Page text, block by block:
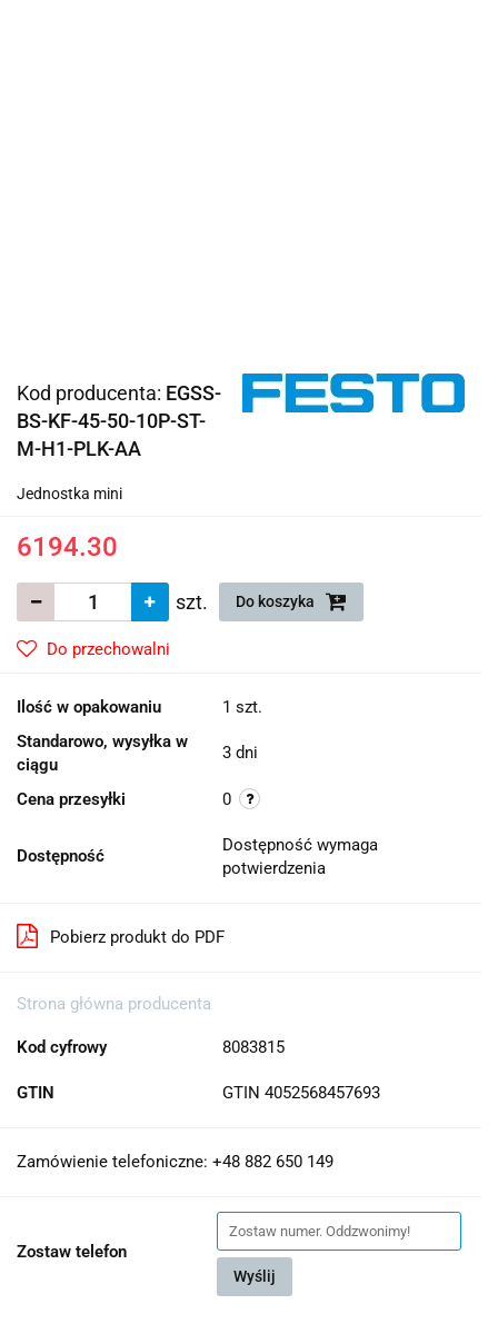
Kod producenta: EGSS-
BS-KF-45-50-10P-ST-
M-H1-PLK-AA
Jednostka mini
6194.30
szt. Do koszyka
Do przechowalni
Ilość w opakowaniu
1 szt.
Standarowo, wysyłka w
ciągu
3 dni
Cena przesyłki 0
Dostępność
Dostępność wymaga
potwierdzenia
Pobierz produkt do PDF
Strona główna producenta
Kod cyfrowy 8083815
GTIN GTIN 4052568457693
Zamówienie telefoniczne: +48 882 650 149
Zostaw telefon
Wyślij